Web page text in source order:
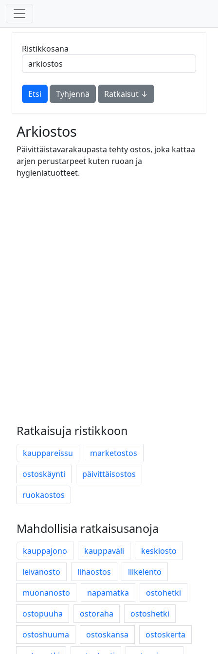
Ristikkosana
Tyhjennä Ratkaisut ↓
Arkiostos
Päivittäistavarakaupasta tehty ostos, joka kattaa
arjen perustarpeet kuten ruoan ja
hygieniatuotteet.
Ratkaisuja ristikkoon
kauppareissu
marketostos
ostoskäynti
päivittäisostos
ruokaostos
Mahdollisia ratkaisusanoja
kauppajono kauppaväli
keskiosto
leivänosto
lihaostos
liikelento
muonanosto
napamatka
ostohetki
ostopuuha
ostoraha
ostoshetki
ostoshuuma
ostoskansa
ostoskerta